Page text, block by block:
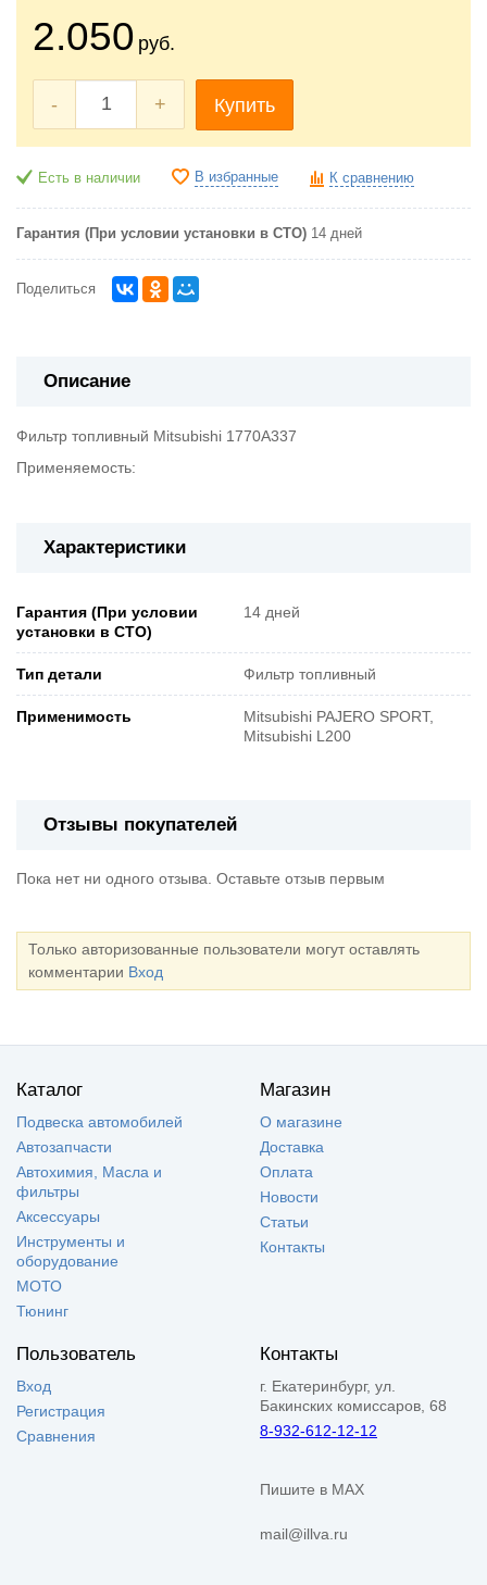
2.050 руб.
- + Купить
Есть в наличии В избранные К сравнению
Гарантия (При условии установки в СТО) 14 дней
Поделиться
Описание
Фильтр топливный Mitsubishi 1770A337
Применяемость:
Характеристики
Гарантия (При условии
установки в СТО)
14 дней
Тип детали Фильтр топливный
Применимость
Mitsubishi PAJERO SPORT,
Mitsubishi L200
Отзывы покупателей
Пока нет ни одного отзыва. Оставьте отзыв первым
Только авторизованные пользователи могут оставлять
комментарии Вход
Каталог
Подвеска автомобилей
Автозапчасти
Автохимия, Масла и
фильтры
Аксессуары
Инструменты и
оборудование
МОТО
Тюнинг
Магазин
О магазине
Доставка
Оплата
Новости
Статьи
Контакты
Пользователь
Вход
Регистрация
Сравнения
Контакты
г. Екатеринбург, ул.
Бакинских комиссаров, 68
8-932-612-12-12
Пишите в MAX
mail@illva.ru